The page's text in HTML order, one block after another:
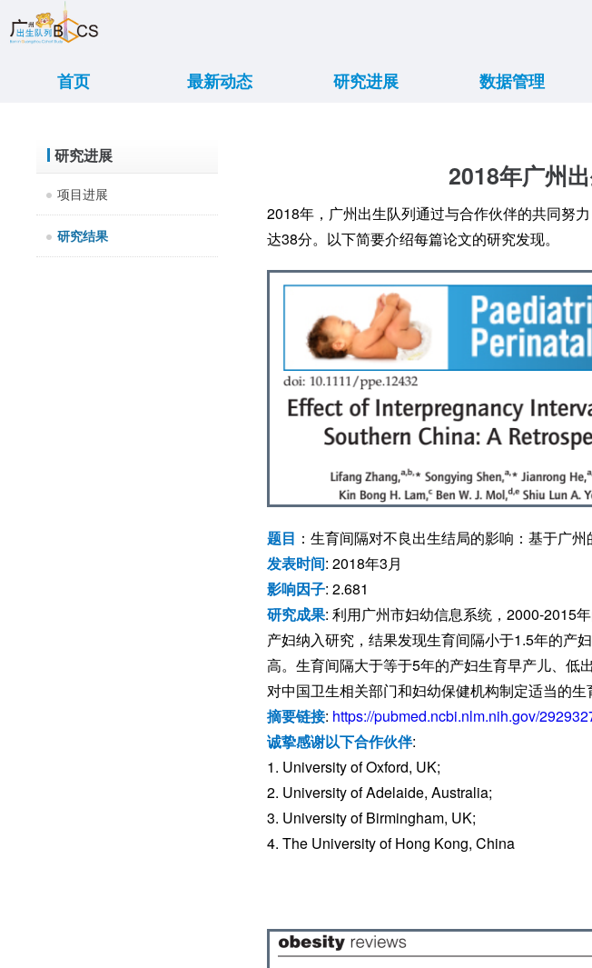
首页 最新动态 研究进展 数据管理
研究进展
项目进展
研究结果
2018年广州
2018年，广州出生队列通过与合作伙伴的共同努
达38分。以下简要介绍每篇论文的研究发现。
题目 ：生育间隔对不良出生结局的影响：基于广
发表时间: 2018年3月
影响因子: 2.681
研究成果: 利用广州市妇幼信息系统，2000-2015
产妇纳入研究，结果发现生育间隔小于1.5年的产
高。生育间隔大于等于5年的产妇生育早产儿、低
对中国卫生相关部门和妇幼保健机构制定适当的生
摘要链接: https://pubmed.ncbi.nlm.nih.gov/
诚挚感谢以下合作伙伴:
1. University of Oxford, UK;
2. University of Adelaide, Australia;
3. University of Birmingham, UK;
4. The University of Hong Kong, China